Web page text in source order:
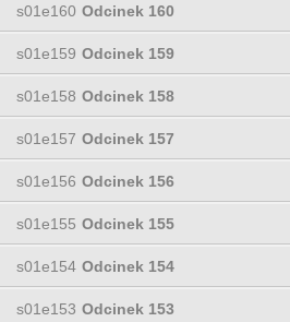
s01e160 Odcinek 160
s01e159 Odcinek 159
s01e158 Odcinek 158
s01e157 Odcinek 157
s01e156 Odcinek 156
s01e155 Odcinek 155
s01e154 Odcinek 154
s01e153 Odcinek 153